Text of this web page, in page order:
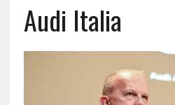
Audi Italia